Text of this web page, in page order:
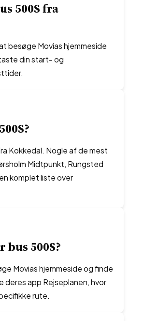
500S fra
besøge Movias hjemmeside
din start- og
Kokkedal. Nogle af de mest
Midtpunkt, Rungsted
komplet liste over
500S?
Movias hjemmeside og finde
deres app Rejseplanen, hvor
rute.